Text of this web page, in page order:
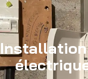
Installation